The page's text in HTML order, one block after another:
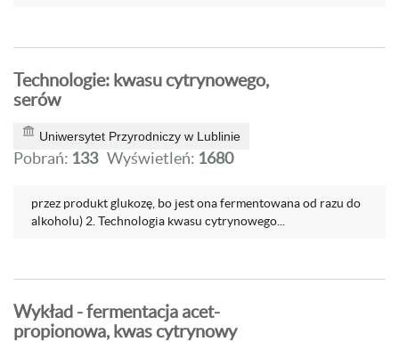
Technologie: kwasu cytrynowego,
serów
Uniwersytet Przyrodniczy w Lublinie
Pobrań: 133 Wyświetleń: 1680
przez produkt glukozę, bo jest ona fermentowana od razu do
alkoholu) 2. Technologia kwasu cytrynowego...
Wykład - fermentacja acet-
propionowa, kwas cytrynowy